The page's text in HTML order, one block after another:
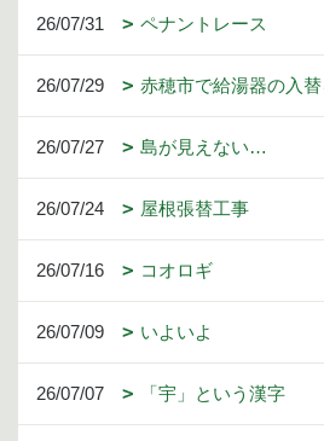
26/07/31 ペナントレース
26/07/29 赤穂市で給湯器の入
26/07/27 島が見えない…
26/07/24 屋根張替工事
26/07/16 コオロギ
26/07/09 いよいよ
26/07/07 「宇」という漢字